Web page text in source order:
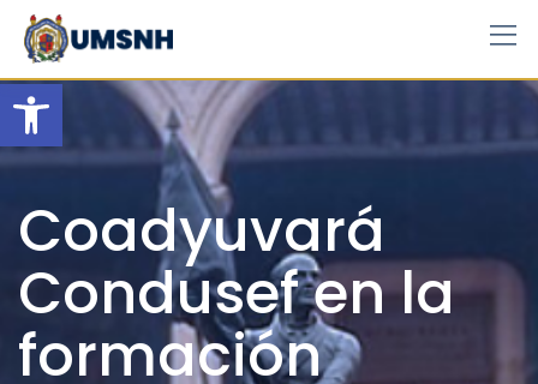
Open toolbar
Skip
content
Coadyuvará
Condusef en la
formación